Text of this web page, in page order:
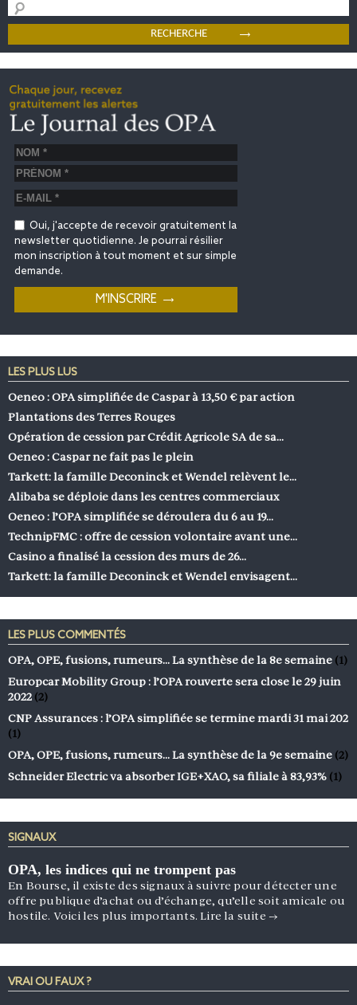
Oui, j'accepte de recevoir gratuitement la
newsletter quotidienne. Je pourrai résilier
mon inscription à tout moment et sur simple
demande.
LES PLUS LUS
Oeneo : OPA simplifiée de Caspar à 13,50 € par action
Plantations des Terres Rouges
Opération de cession par Crédit Agricole SA de sa…
Oeneo : Caspar ne fait pas le plein
Tarkett: la famille Deconinck et Wendel relèvent le…
Alibaba se déploie dans les centres commerciaux
Oeneo : l’OPA simplifiée se déroulera du 6 au 19…
TechnipFMC : offre de cession volontaire avant une…
Casino a finalisé la cession des murs de 26…
Tarkett: la famille Deconinck et Wendel envisagent…
LES PLUS COMMENTÉS
OPA, OPE, fusions, rumeurs… La synthèse de la 8e semaine (1)
Europcar Mobility Group : l’OPA rouverte sera close le 29 juin
2022 (2)
CNP Assurances : l’OPA simplifiée se termine mardi 31 mai 202
(1)
OPA, OPE, fusions, rumeurs… La synthèse de la 9e semaine (2)
Schneider Electric va absorber IGE+XAO, sa filiale à 83,93% (1)
SIGNAUX
OPA, les indices qui ne trompent pas
En Bourse, il existe des signaux à suivre pour détecter une
offre publique d’achat ou d’échange, qu’elle soit amicale ou
hostile. Voici les plus importants.Lire la suite →
VRAI OU FAUX ?